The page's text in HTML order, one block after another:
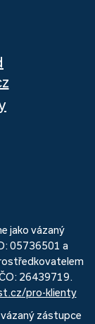
jako vázaný
05736501 a
26439719.
pro-klienty
zástupce